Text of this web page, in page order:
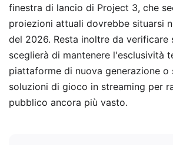
finestra di lancio di Project 3, che
proiezioni attuali dovrebbe situarsi
del 2026. Resta inoltre da verificare
sceglierà di mantenere l'esclusività
piattaforme di nuova generazione o
soluzioni di gioco in streaming per
pubblico ancora più vasto.